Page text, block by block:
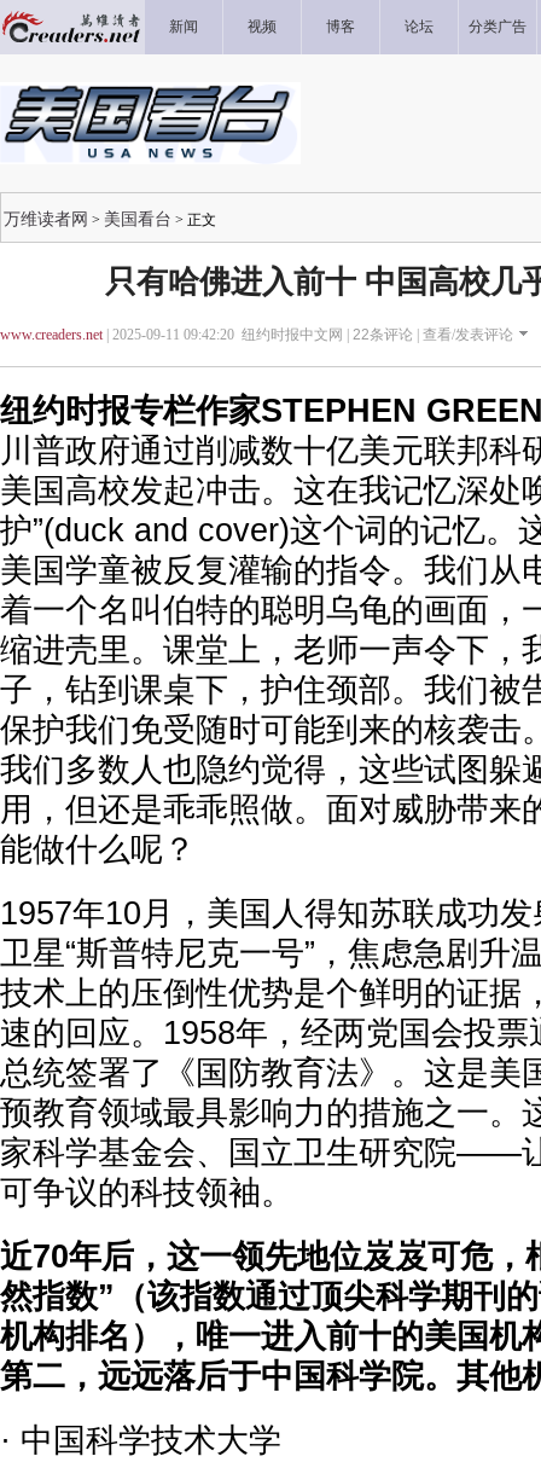
新闻 视频 博客 论坛 分类广告
万维读者网 > 美国看台 > 正文
只有哈佛进入前十 中国高校几
www.creaders.net| 2025-09-11 09:42:20 纽约时报中文网 | 22条评论 | 查看/发表评论
纽约时报专栏作家STEPHEN
川普政府通过削减数十亿美元联邦科
美国高校发起冲击。这在我记忆深处
护”(duck and cover)这个词的记忆。
美国学童被反复灌输的指令。我们从
着一个名叫伯特的聪明乌龟的画面，
缩进壳里。课堂上，老师一声令下，
子，钻到课桌下，护住颈部。我们被
保护我们免受随时可能到来的核袭击
我们多数人也隐约觉得，这些试图躲
用，但还是乖乖照做。面对威胁带来
能做什么呢？
1957年10月，美国人得知苏联成功
卫星“斯普特尼克一号”，焦虑急剧升
技术上的压倒性优势是个鲜明的证据
速的回应。1958年，经两党国会投
总统签署了《国防教育法》。这是美
预教育领域最具影响力的措施之一
家科学基金会、国立卫生研究院——
可争议的科技领袖。
近70年后，这一领先地位岌岌可危，
然指数”（该指数通过顶尖科学期刊
机构排名），唯一进入前十的美国机
第二，远远落后于中国科学院。其他
· 中国科学技术大学